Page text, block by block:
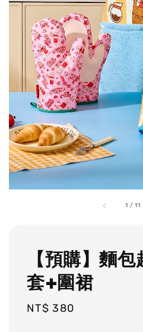
1 /11
【預購】麵
套+圍裙
Regular
NT$ 380